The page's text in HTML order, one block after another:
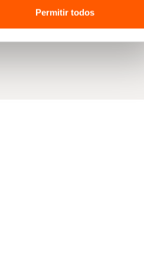
Permitir todos